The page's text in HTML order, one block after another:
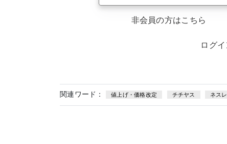
非会員の方はこちら
ログ
関連ワード： 値上げ・価格改定 チチヤス ネスレ